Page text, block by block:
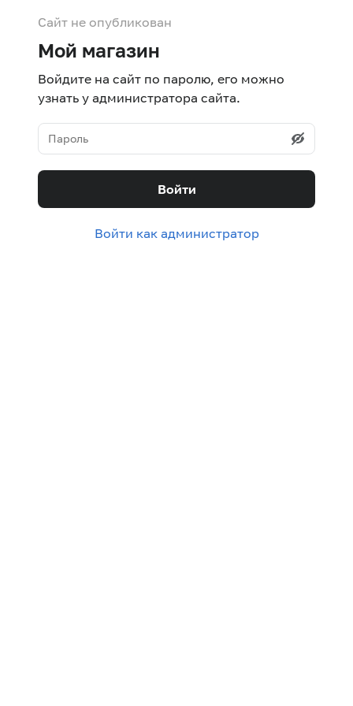
Сайт не опубликован
Мой магазин
Войдите на сайт по паролю, его можно
узнать у администратора сайта.
Войти
Войти как администратор